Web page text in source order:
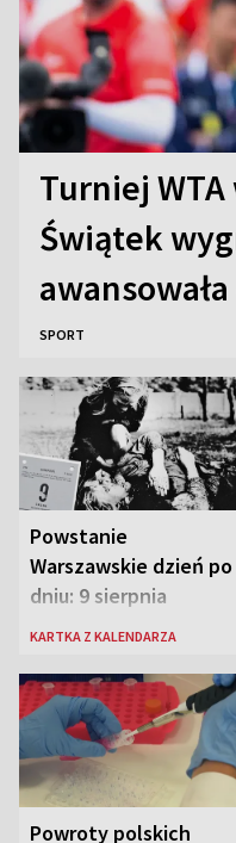
Turniej
Świątek
SPORT
Powstanie
Warszawskie dzień po
dniu: 9 sierpnia
KARTKA Z KALENDARZA
Powroty polskich